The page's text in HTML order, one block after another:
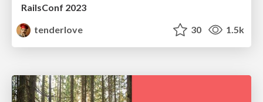
RailsConf 2023
tenderlove
30 1.5k